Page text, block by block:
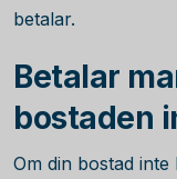
betalar.
Betalar
bostaden
Om din bostad